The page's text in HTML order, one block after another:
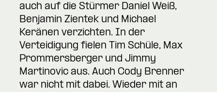
auch auf die Stürmer Daniel Weiß,
Benjamin Zientek und Michael
Keränen verzichten. In der
Verteidigung fielen Tim Schüle, Max
Prommersberger und Jimmy
Martinovic aus. Auch Cody Brenner
war nicht mit dabei. Wieder mit an